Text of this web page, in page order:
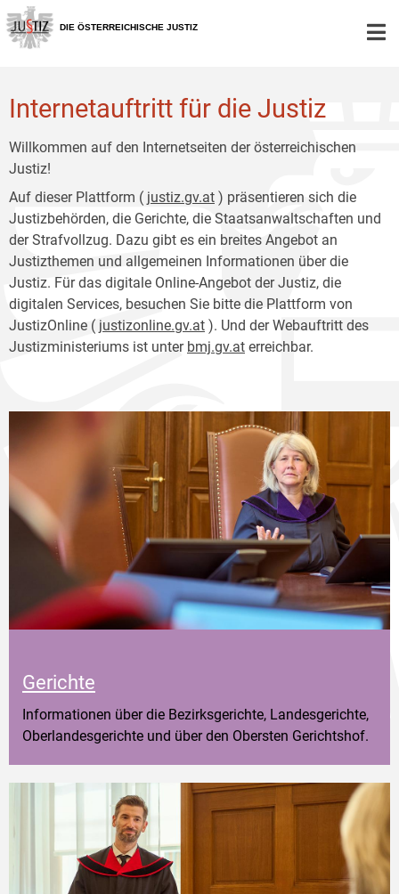
Zur
Hauptnavigation
[1]
Zum
Inhalt
[2]
DIE ÖSTERREICHISCHE JUSTIZ
Internetauftritt für die Justiz
Willkommen auf den Internetseiten der österreichischen
Justiz!
Auf dieser Plattform ( justiz.gv.at ) präsentieren sich die
Justizbehörden, die Gerichte, die Staatsanwaltschaften und
der Strafvollzug. Dazu gibt es ein breites Angebot an
Justizthemen und allgemeinen Informationen über die
Justiz. Für das digitale Online-Angebot der Justiz, die
digitalen Services, besuchen Sie bitte die Plattform von
JustizOnline ( justizonline.gv.at ). Und der Webauftritt des
Justizministeriums ist unter bmj.gv.at erreichbar.
Gerichte
Informationen über die Bezirksgerichte, Landesgerichte,
Oberlandesgerichte und über den Obersten Gerichtshof.